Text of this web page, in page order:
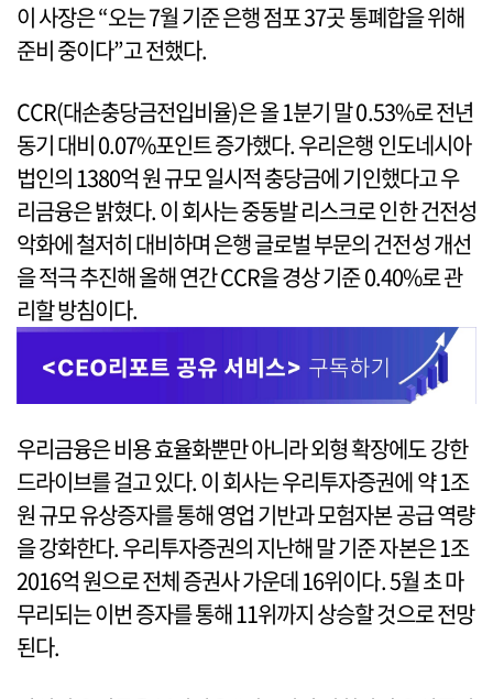
이 사장은 “오는 7월 기준 은행 점포 37곳 통폐합을 위해
준비 중이다”고 전했다.
CCR(대손충당금전입비율)은 올 1분기 말 0.53%로 전년
동기 대비 0.07%포인트 증가했다. 우리은행 인도네시아
법인의 1380억 원 규모 일시적 충당금에 기인했다고 우
리금융은 밝혔다. 이 회사는 중동발 리스크로 인한 건전성
악화에 철저히 대비하며 은행 글로벌 부문의 건전성 개선
을 적극 추진해 올해 연간 CCR을 경상 기준 0.40%로 관
리할 방침이다.
우리금융은 비용 효율화뿐만 아니라 외형 확장에도 강한
드라이브를 걸고 있다. 이 회사는 우리투자증권에 약 1조
원 규모 유상증자를 통해 영업 기반과 모험자본 공급 역량
을 강화한다. 우리투자증권의 지난해 말 기준 자본은 1조
2016억 원으로 전체 증권사 가운데 16위이다. 5월 초 마
무리되는 이번 증자를 통해 11위까지 상승할 것으로 전망
된다.